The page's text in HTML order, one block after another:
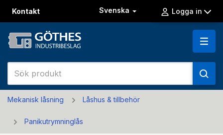
Kontakt Svenska Logga in
Mekanisk låsning Låshus & tillbehör
Panikutrymninglås